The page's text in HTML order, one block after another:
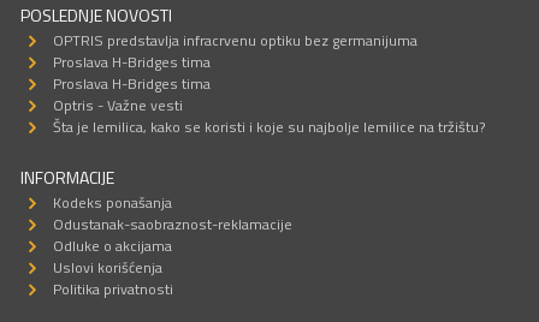
POSLEDNJE NOVOSTI
OPTRIS predstavlja infracrvenu optiku bez germanijuma
Proslava H-Bridges tima
Proslava H-Bridges tima
Optris - Važne vesti
Šta je lemilica, kako se koristi i koje su najbolje lemilice na tržištu?
INFORMACIJE
Kodeks ponašanja
Odustanak-saobraznost-reklamacije
Odluke o akcijama
Uslovi korišćenja
Politika privatnosti